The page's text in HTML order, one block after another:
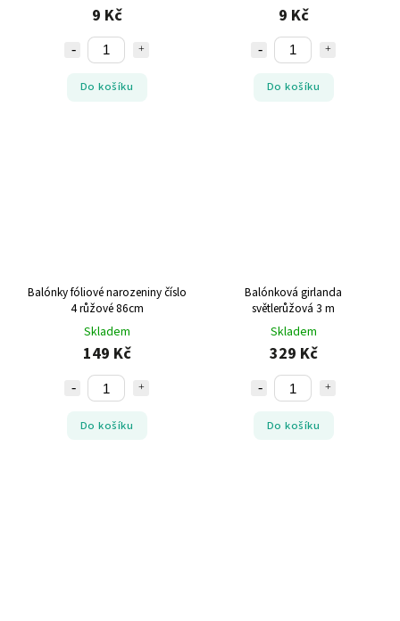
9 Kč
Do košíku
9 Kč
Do košíku
Balónky fóliové narozeniny číslo
4 růžové 86cm
Skladem
149 Kč
Do košíku
Balónková girlanda
světlerůžová 3 m
Skladem
329 Kč
Do košíku